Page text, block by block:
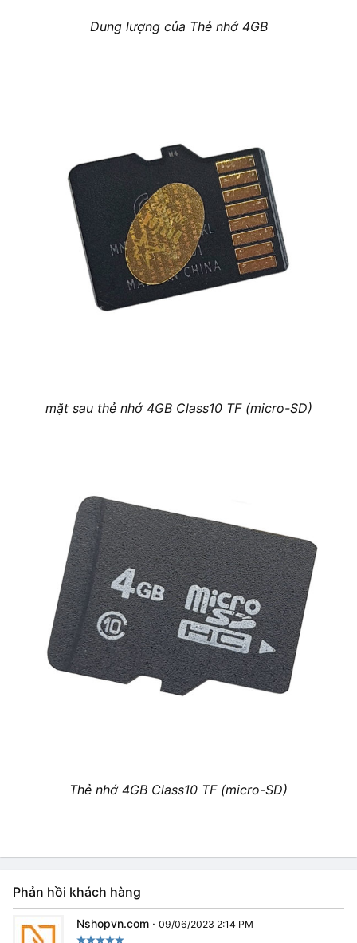
Dung lượng của Thẻ nhớ 4GB
mặt sau thẻ nhớ 4GB Class10 TF (micro-SD)
Thẻ nhớ 4GB Class10 TF (micro-SD)
Phản hồi khách hàng
Nshopvn.com · 09/06/2023 2:14 PM